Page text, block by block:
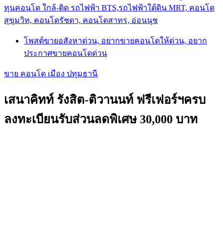
ทุนคอนโด ใกล้-ติด รถไฟฟ้า BTS,รถไฟฟ้าใต้ดิน MRT, คอนโด
สุขุมวิท, คอนโดรัชดา, คอนโดสาทร, อ่อนนุช
โพสต์ขายอสังหาด่วน, อยากขายคอนโดให้ด่วน, อยาก
ประกาศขายคอนโดด่วน
ขาย คอนโด เมือง ปทุมธานี
เสนาคิทท์ รังสิต-ติวานนท์ ฟรีเฟอร์ฯครบ
ลงทะเบียนรับส่วนลดพิเศษ 30,000 บาท